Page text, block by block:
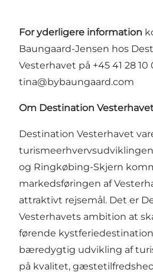
For yderligere information
Baungaard-Jensen hos
Vesterhavet på +45 41 28 10
tina@bybaungaard.com
Om Destination
Destination Vesterhavet
turismeerhvervsudviklingen
og Ringkøbing-Skjern
markedsføringen af
attraktivt rejsemål. Det er
Vesterhavets ambition at
førende
bæredygtig udvikling af
på kvalitet,